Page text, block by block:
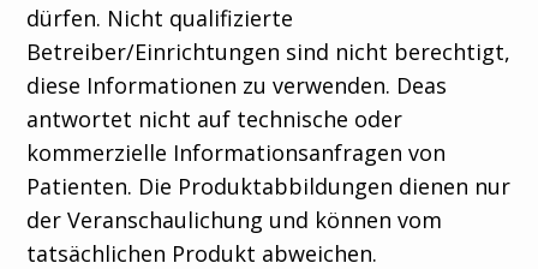
dürfen. Nicht qualifizierte
Betreiber/Einrichtungen sind nicht berechtigt,
diese Informationen zu verwenden. Deas
antwortet nicht auf technische oder
kommerzielle Informationsanfragen von
Patienten. Die Produktabbildungen dienen nur
der Veranschaulichung und können vom
tatsächlichen Produkt abweichen.